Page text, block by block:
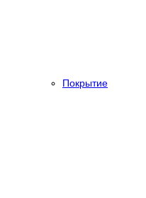
Покрытие